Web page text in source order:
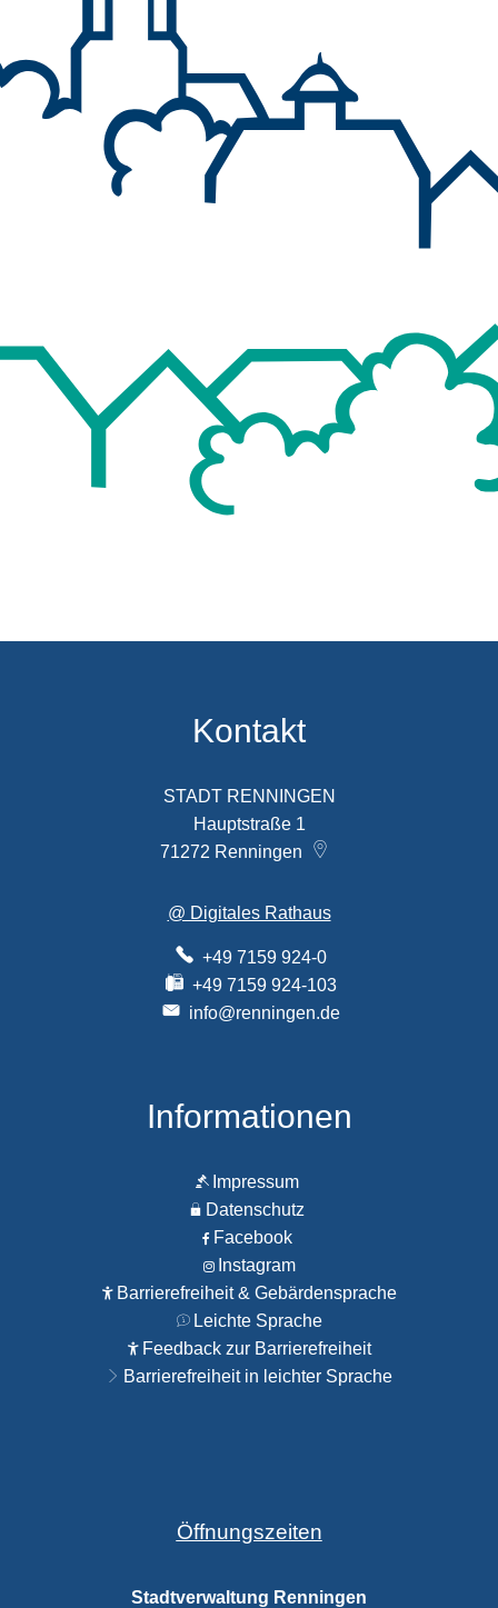
Kontakt
STADT RENNINGEN
Hauptstraße 1
71272 Renningen
@ Digitales Rathaus
+49 7159 924-0
+49 7159 924-103
info@renningen.de
Informationen
Impressum
Datenschutz
Facebook
Instagram
Barrierefreiheit & Gebärdensprache
Leichte Sprache
Feedback zur Barrierefreiheit
Barrierefreiheit in leichter Sprache
Öffnungszeiten
Stadtverwaltung Renningen